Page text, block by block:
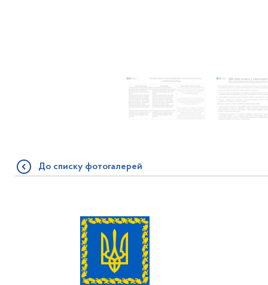
До списку фотогалерей